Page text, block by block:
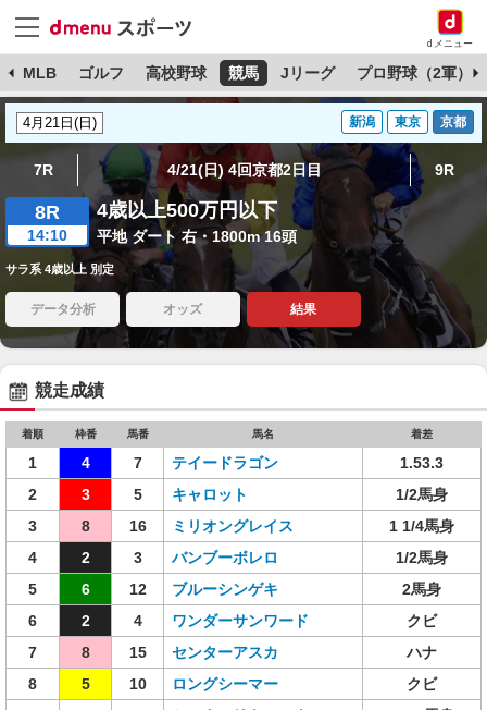
dメニュー
MLB ゴルフ 高校野球 競馬 Jリーグ プロ野球（2軍）
新潟 東京 京都
7R 4/21(日) 4回京都2日目 9R
8R
14:10
4歳以上500万円以下
平地 ダート 右・1800m 16頭
サラ系 4歳以上 別定
データ分析 オッズ 結果
競走成績
着順 枠番 馬番 馬名 着差
1 4 7 テイードラゴン
1.53.3
2
3 5 キャロット
1/2馬身
3
8 16 ミリオングレイス
1 1/4馬身
4
2 3 バンブーボレロ
1/2馬身
5
6 12 ブルーシンゲキ
2馬身
6
2 4 ワンダーサンワード
クビ
7
8 15 センターアスカ
ハナ
8
5 10 ロングシーマー
クビ